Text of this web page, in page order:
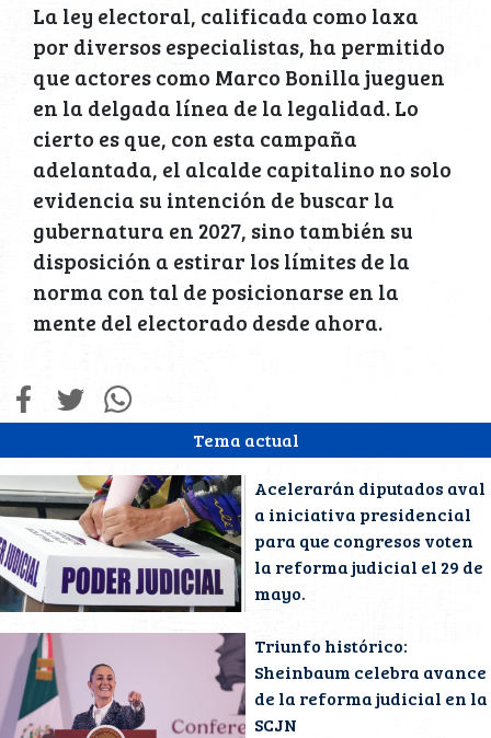
Tema actual
Acelerarán diputados aval
a iniciativa presidencial
para que congresos voten
la reforma judicial el 29 de
mayo.
Triunfo histórico:
Sheinbaum celebra avance
de la reforma judicial en la
SCJN
La ley electoral, calificada como laxa
por diversos especialistas, ha permitido
que actores como Marco Bonilla jueguen
en la delgada línea de la legalidad. Lo
cierto es que, con esta campaña
adelantada, el alcalde capitalino no solo
evidencia su intención de buscar la
gubernatura en 2027, sino también su
disposición a estirar los límites de la
norma con tal de posicionarse en la
mente del electorado desde ahora.